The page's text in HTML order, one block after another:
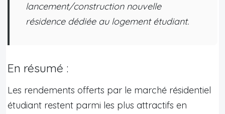
lancement/construction nouvelle
résidence dédiée au logement étudiant.
En résumé :
Les rendements offerts par le marché résidentiel
étudiant restent parmi les plus attractifs en